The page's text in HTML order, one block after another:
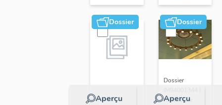
Dossier
Aperçu
Dossier
Dossier
Aperçu
Dossier
Réalisé par